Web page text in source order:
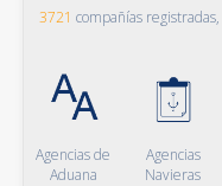
3721 compañías registradas,
Agencias de
Aduana
Agencias
Navieras